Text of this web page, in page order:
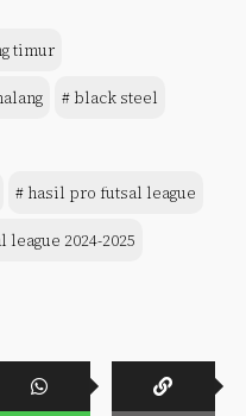
timur
# black steel
# hasil pro futsal league
2024-2025